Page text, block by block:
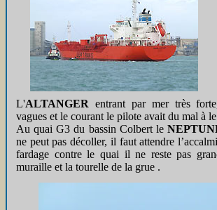
L'ALTANGER entrant par mer très
vagues et le courant le pilote avait du mal à
Au quai G3 du bassin Colbert le
ne peut pas décoller, il faut attendre
fardage contre le quai il ne reste pas
muraille et la tourelle de la grue .